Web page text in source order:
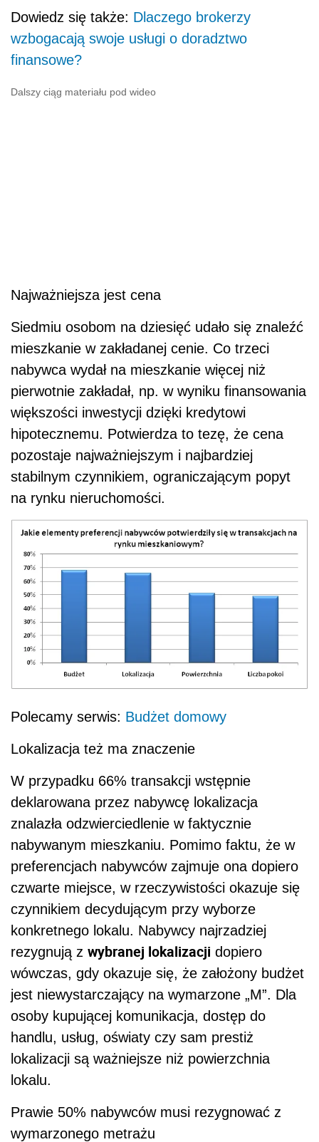
Dowiedz się także: Dlaczego brokerzy
wzbogacają swoje usługi o doradztwo
finansowe?
Dalszy ciąg materiału pod wideo
Najważniejsza jest cena
Siedmiu osobom na dziesięć udało się znaleźć
mieszkanie w zakładanej cenie. Co trzeci
nabywca wydał na mieszkanie więcej niż
pierwotnie zakładał, np. w wyniku finansowania
większości inwestycji dzięki kredytowi
hipotecznemu. Potwierdza to tezę, że cena
pozostaje najważniejszym i najbardziej
stabilnym czynnikiem, ograniczającym popyt
na rynku nieruchomości.
Polecamy serwis: Budżet domowy
Lokalizacja też ma znaczenie
W przypadku 66% transakcji wstępnie
deklarowana przez nabywcę lokalizacja
znalazła odzwierciedlenie w faktycznie
nabywanym mieszkaniu. Pomimo faktu, że w
preferencjach nabywców zajmuje ona dopiero
czwarte miejsce, w rzeczywistości okazuje się
czynnikiem decydującym przy wyborze
konkretnego lokalu. Nabywcy najrzadziej
rezygnują z wybranej lokalizacji dopiero
wówczas, gdy okazuje się, że założony budżet
jest niewystarczający na wymarzone „M”. Dla
osoby kupującej komunikacja, dostęp do
handlu, usług, oświaty czy sam prestiż
lokalizacji są ważniejsze niż powierzchnia
lokalu.
Prawie 50% nabywców musi rezygnować z
wymarzonego metrażu